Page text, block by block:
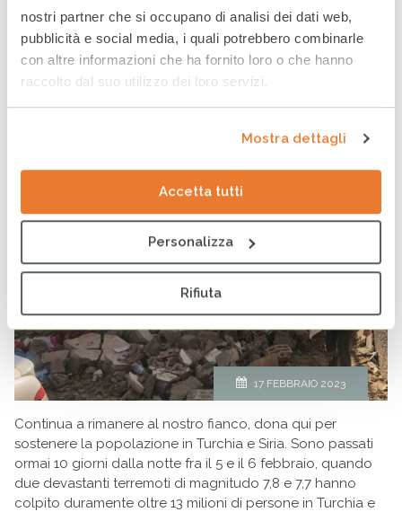
nostri partner che si occupano di analisi dei dati web,
pubblicità e social media, i quali potrebbero combinarle
con altre informazioni che ha fornito loro o che hanno
raccolto dal suo utilizzo dei loro servizi.
Mostra dettagli
Accetta tutti
Personalizza
Rifiuta
Emergenza Terremoto in Turchia e
17 FEBBRAIO 2023
Continua a rimanere al nostro fianco, dona qui per
sostenere la popolazione in Turchia e Siria. Sono passati
ormai 10 giorni dalla notte fra il 5 e il 6 febbraio, quando
due devastanti terremoti di magnitudo 7,8 e 7,7 hanno
colpito duramente oltre 13 milioni di persone in Turchia e